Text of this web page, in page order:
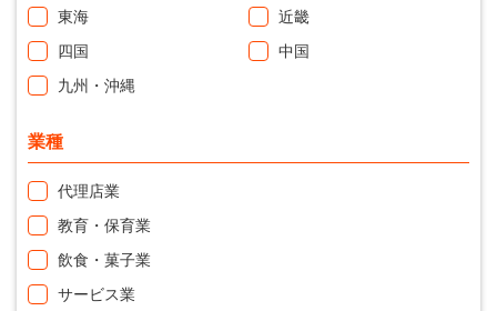
東海
近畿
四国
中国
九州・沖縄
業種
代理店業
教育・保育業
飲食・菓子業
サービス業